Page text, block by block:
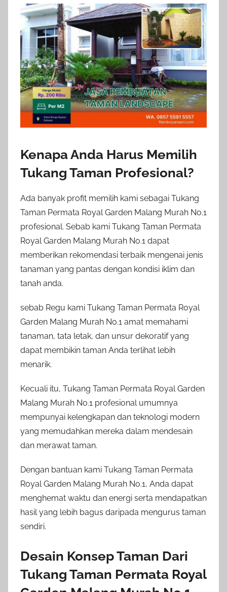
Kenapa Anda Harus Memilih
Tukang Taman Profesional?
Ada banyak profit memilih kami sebagai Tukang
Taman Permata Royal Garden Malang Murah No.1
profesional. Sebab kami Tukang Taman Permata
Royal Garden Malang Murah No.1 dapat
memberikan rekomendasi terbaik mengenai jenis
tanaman yang pantas dengan kondisi iklim dan
tanah anda.
sebab Regu kami Tukang Taman Permata Royal
Garden Malang Murah No.1 amat memahami
tanaman, tata letak, dan unsur dekoratif yang
dapat membikin taman Anda terlihat lebih
menarik.
Kecuali itu, Tukang Taman Permata Royal Garden
Malang Murah No.1 profesional umumnya
mempunyai kelengkapan dan teknologi modern
yang memudahkan mereka dalam mendesain
dan merawat taman.
Dengan bantuan kami Tukang Taman Permata
Royal Garden Malang Murah No.1, Anda dapat
menghemat waktu dan energi serta mendapatkan
hasil yang lebih bagus daripada mengurus taman
sendiri.
Desain Konsep Taman Dari
Tukang Taman Permata Royal